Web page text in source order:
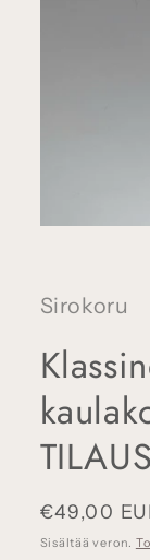
ikkunassa
Sirokoru
€49,00
Sisältää veron.